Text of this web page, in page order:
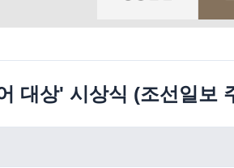
대상' 시상식 (조선일보